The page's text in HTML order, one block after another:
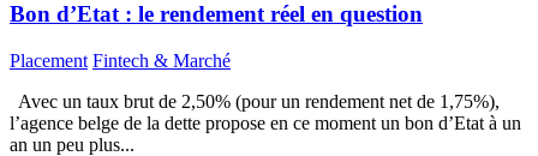
Bon d’Etat : le rendement réel en question
Placement Fintech & Marché
Avec un taux brut de 2,50% (pour un rendement net de 1,75%),
l’agence belge de la dette propose en ce moment un bon d’Etat à un
an un peu plus...